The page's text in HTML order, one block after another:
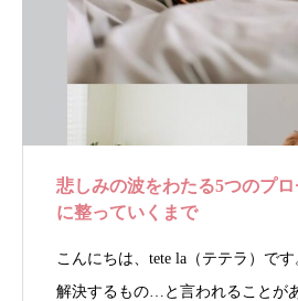
悲しみの波をわたる5つのプ
に整っていくまで
こんにちは、tete la（テテラ）で
解決するもの…と言われることが